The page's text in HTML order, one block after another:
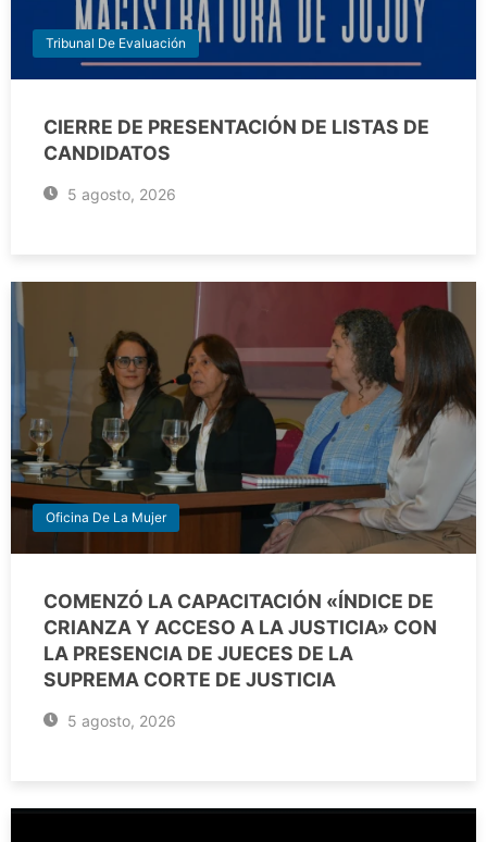
Tribunal De Evaluación
CIERRE DE PRESENTACIÓN DE LISTAS DE
CANDIDATOS
5 agosto, 2026
Oficina De La Mujer
COMENZÓ LA CAPACITACIÓN «ÍNDICE DE
CRIANZA Y ACCESO A LA JUSTICIA» CON
LA PRESENCIA DE JUECES DE LA
SUPREMA CORTE DE JUSTICIA
5 agosto, 2026